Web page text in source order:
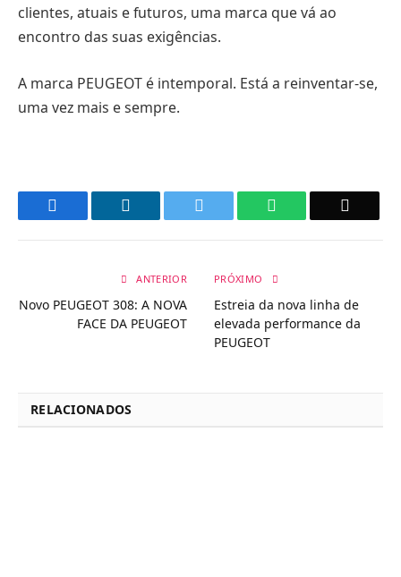
clientes, atuais e futuros, uma marca que vá ao
encontro das suas exigências.
A marca PEUGEOT é intemporal. Está a reinventar-se,
uma vez mais e sempre.
WhatsApp
ANTERIOR
Novo PEUGEOT 308: A NOVA
FACE DA PEUGEOT
PRÓXIMO
Estreia da nova linha de
elevada performance da
PEUGEOT
RELACIONADOS